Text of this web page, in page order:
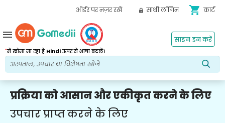
ऑर्डर पर नज़र रखें साथी लॉगिन shopping_cart कार्ट
*में खोजा जा रहा है Hindiऊपर से भाषा बदलें।
साइन इन करें
menu
प्रक्रिया को आसान और एकीकृत करने के लिए
उपचार प्राप्त करने के लिए